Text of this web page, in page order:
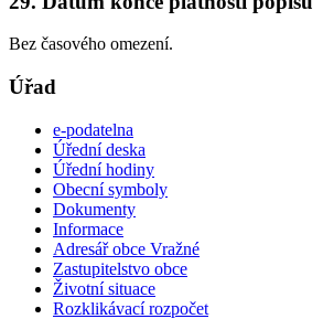
Bez časového omezení.
Úřad
e-podatelna
Úřední deska
Úřední hodiny
Obecní symboly
Dokumenty
Informace
Adresář obce Vražné
Zastupitelstvo obce
Životní situace
Rozklikávací rozpočet